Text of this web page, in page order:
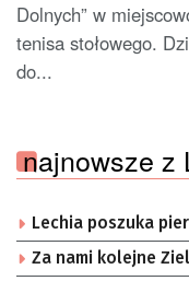
Dolnych” w
tenisa stołowego.
do...
najnowsze z
Lechia poszuka
Za nami kolejne